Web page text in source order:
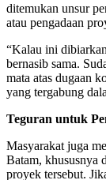
ditemukan unsur
atau pengadaan
“Kalau ini
bernasib sama.
mata atas dugaan
yang tergabung
Teguran untuk
Masyarakat juga
Batam, khususnya
proyek tersebut.